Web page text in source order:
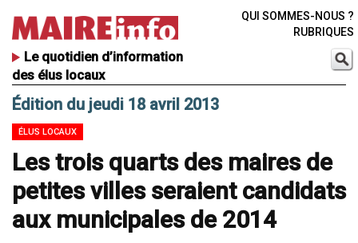
Le quotidien d’information
des élus locaux
QUI SOMMES-NOUS ?
RUBRIQUES
Édition du jeudi 18 avril 2013
ÉLUS LOCAUX
Les trois quarts des maires de
petites villes seraient candidats
aux municipales de 2014